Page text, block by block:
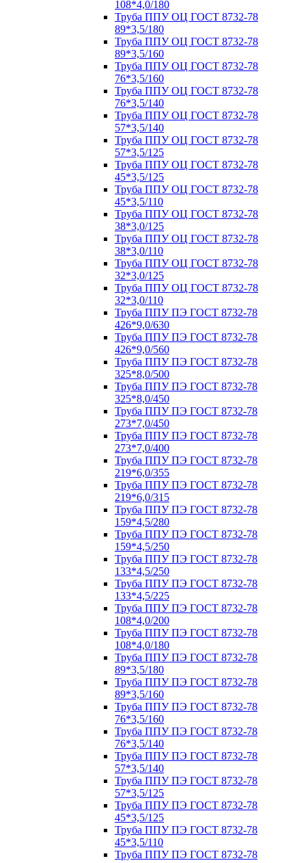
108*4,0/180
Труба ППУ ОЦ ГОСТ 8732-78
89*3,5/180
Труба ППУ ОЦ ГОСТ 8732-78
89*3,5/160
Труба ППУ ОЦ ГОСТ 8732-78
76*3,5/160
Труба ППУ ОЦ ГОСТ 8732-78
76*3,5/140
Труба ППУ ОЦ ГОСТ 8732-78
57*3,5/140
Труба ППУ ОЦ ГОСТ 8732-78
57*3,5/125
Труба ППУ ОЦ ГОСТ 8732-78
45*3,5/125
Труба ППУ ОЦ ГОСТ 8732-78
45*3,5/110
Труба ППУ ОЦ ГОСТ 8732-78
38*3,0/125
Труба ППУ ОЦ ГОСТ 8732-78
38*3,0/110
Труба ППУ ОЦ ГОСТ 8732-78
32*3,0/125
Труба ППУ ОЦ ГОСТ 8732-78
32*3,0/110
Труба ППУ ПЭ ГОСТ 8732-78
426*9,0/630
Труба ППУ ПЭ ГОСТ 8732-78
426*9,0/560
Труба ППУ ПЭ ГОСТ 8732-78
325*8,0/500
Труба ППУ ПЭ ГОСТ 8732-78
325*8,0/450
Труба ППУ ПЭ ГОСТ 8732-78
273*7,0/450
Труба ППУ ПЭ ГОСТ 8732-78
273*7,0/400
Труба ППУ ПЭ ГОСТ 8732-78
219*6,0/355
Труба ППУ ПЭ ГОСТ 8732-78
219*6,0/315
Труба ППУ ПЭ ГОСТ 8732-78
159*4,5/280
Труба ППУ ПЭ ГОСТ 8732-78
159*4,5/250
Труба ППУ ПЭ ГОСТ 8732-78
133*4,5/250
Труба ППУ ПЭ ГОСТ 8732-78
133*4,5/225
Труба ППУ ПЭ ГОСТ 8732-78
108*4,0/200
Труба ППУ ПЭ ГОСТ 8732-78
108*4,0/180
Труба ППУ ПЭ ГОСТ 8732-78
89*3,5/180
Труба ППУ ПЭ ГОСТ 8732-78
89*3,5/160
Труба ППУ ПЭ ГОСТ 8732-78
76*3,5/160
Труба ППУ ПЭ ГОСТ 8732-78
76*3,5/140
Труба ППУ ПЭ ГОСТ 8732-78
57*3,5/140
Труба ППУ ПЭ ГОСТ 8732-78
57*3,5/125
Труба ППУ ПЭ ГОСТ 8732-78
45*3,5/125
Труба ППУ ПЭ ГОСТ 8732-78
45*3,5/110
Труба ППУ ПЭ ГОСТ 8732-78